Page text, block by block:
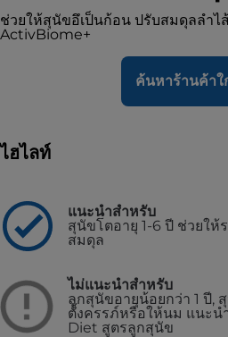
ช่วยให้สุนัขอึเป็นก้อน ปรับสมดุลลำไ
ActivBiome+
ค้นหาร้านค้า
ไฮไลท์
แนะนำสำหรับ
สุนัขโตอายุ 1-6 ปี ช่วยให้
สมดุล
ไม่แนะนำสำหรับ
ลูกสุนัขอายุน้อยกว่า 1 ปี,
ตั้งครรภ์หรือให้นม แนะน
Diet สูตรลูกสุนัข